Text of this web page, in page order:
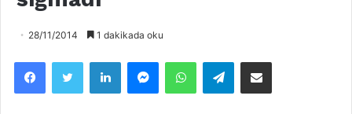
28/11/2014 1 dakikada oku
Telegram